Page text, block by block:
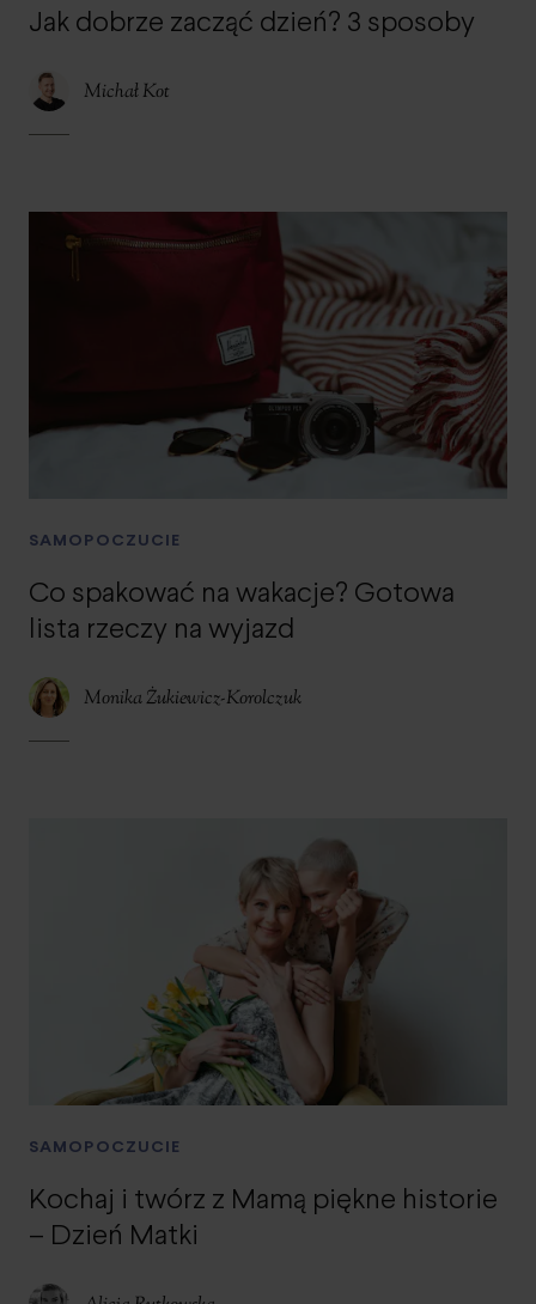
Jak dobrze zacząć dzień? 3 sposoby
Michał Kot
SAMOPOCZUCIE
Co spakować na wakacje? Gotowa
lista rzeczy na wyjazd
Monika Żukiewicz-Korolczuk
SAMOPOCZUCIE
Kochaj i twórz z Mamą piękne historie
– Dzień Matki